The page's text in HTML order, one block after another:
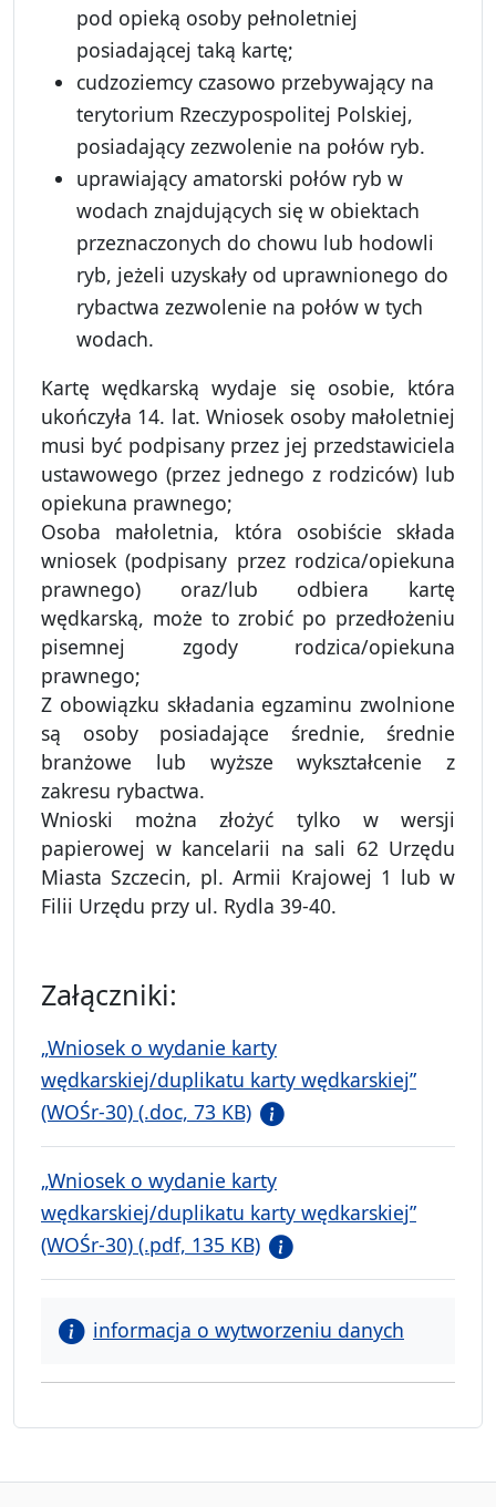
pod opieką osoby pełnoletniej
posiadającej taką kartę;
cudzoziemcy czasowo przebywający na
terytorium Rzeczypospolitej Polskiej,
posiadający zezwolenie na połów ryb.
uprawiający amatorski połów ryb w
wodach znajdujących się w obiektach
przeznaczonych do chowu lub hodowli
ryb, jeżeli uzyskały od uprawnionego do
rybactwa zezwolenie na połów w tych
wodach.
Kartę wędkarską wydaje się osobie, która
ukończyła 14. lat. Wniosek osoby małoletniej
musi być podpisany przez jej przedstawiciela
ustawowego (przez jednego z rodziców) lub
opiekuna prawnego;
Osoba małoletnia, która osobiście składa
wniosek (podpisany przez rodzica/opiekuna
prawnego) oraz/lub odbiera kartę
wędkarską, może to zrobić po przedłożeniu
pisemnej zgody rodzica/opiekuna
prawnego;
Z obowiązku składania egzaminu zwolnione
są osoby posiadające średnie, średnie
branżowe lub wyższe wykształcenie z
zakresu rybactwa.
Wnioski można złożyć tylko w wersji
papierowej w kancelarii na sali 62 Urzędu
Miasta Szczecin, pl. Armii Krajowej 1 lub w
Filii Urzędu przy ul. Rydla 39-40.
Załączniki:
„Wniosek o wydanie karty
wędkarskiej/duplikatu karty wędkarskiej”
(WOŚr-30) (.doc, 73 KB)
„Wniosek o wydanie karty
wędkarskiej/duplikatu karty wędkarskiej”
(WOŚr-30) (.pdf, 135 KB)
informacja o wytworzeniu danych